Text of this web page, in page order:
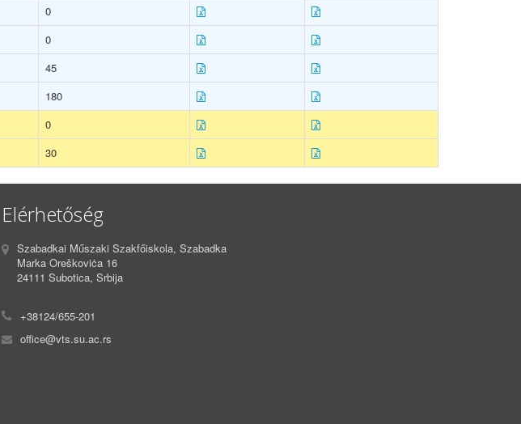
0
0
45
180
0
30
Elérhetőség
Szabadkai Műszaki Szakfőiskola, Szabadka
Marka Oreškoviċa 16
24111 Subotica, Srbija
+38124/655-201
office@vts.su.ac.rs